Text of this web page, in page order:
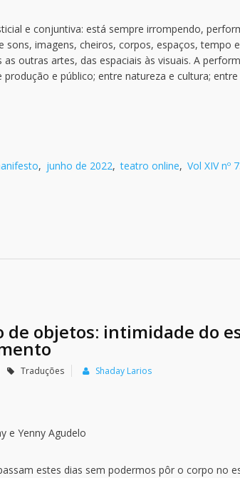
e conjuntiva: está sempre irrompendo,
sons, imagens, cheiros, corpos, espaços,
outras artes, das espaciais às visuais. A
e público; entre natureza e cultura;
, junho de 2022, teatro online, Vol XIV nº
de objetos: intimidade do
Traduções Shaday Larios
e Yenny Agudelo
estes dias sem podermos pôr o corpo no